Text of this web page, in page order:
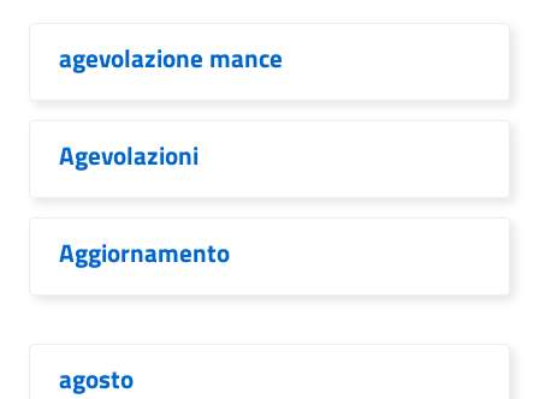
agevolazione mance
Agevolazioni
Aggiornamento
agosto